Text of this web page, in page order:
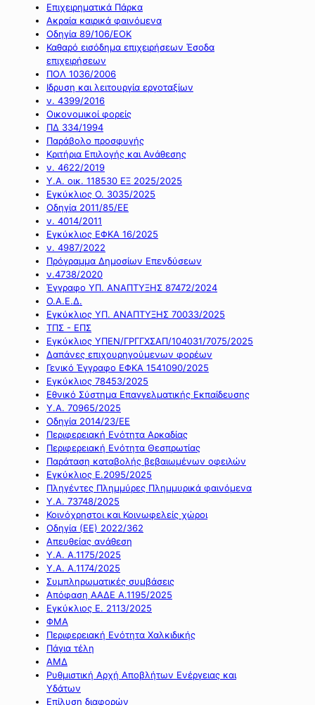
Επιχειρηματικά Πάρκα
Ακραία καιρικά φαινόμενα
Οδηγία 89/106/ΕΟΚ
Καθαρό εισόδημα επιχειρήσεων Έσοδα
επιχειρήσεων
ΠΟΛ 1036/2006
Ιδρυση και λειτουργία εργοταξίων
ν. 4399/2016
Οικονομικοί φορείς
ΠΔ 334/1994
Παράβολο προσφυγής
Κριτήρια Επιλογής και Ανάθεσης
ν. 4622/2019
Υ.Α. οικ. 118530 ΕΞ 2025/2025
Εγκύκλιος Ο. 3035/2025
Οδηγία 2011/85/ΕΕ
ν. 4014/2011
Εγκύκλιος ΕΦΚΑ 16/2025
ν. 4987/2022
Πρόγραμμα Δημοσίων Επενδύσεων
ν.4738/2020
Έγγραφο ΥΠ. ΑΝΑΠΤΥΞΗΣ 87472/2024
Ο.Α.Ε.Δ.
Εγκύκλιος ΥΠ. ΑΝΑΠΤΥΞΗΣ 70033/2025
ΤΠΣ - ΕΠΣ
Εγκύκλιος ΥΠΕΝ/ΓΡΓΓΧΣΑΠ/104031/7075/2025
Δαπάνες επιχουρηγούμενων φορέων
Γενικό Έγγραφο ΕΦΚΑ 1541090/2025
Εγκύκλιος 78453/2025
Εθνικό Σύστημα Επαγγελματικής Εκπαίδευσης
Υ.Α. 70965/2025
Οδηγία 2014/23/ΕΕ
Περιφερειακή Ενότητα Αρκαδίας
Περιφερειακή Ενότητα Θεσπρωτίας
Παράταση καταβολής βεβαιωμένων οφειλών
Εγκύκλιος Ε.2095/2025
Πληγέντες Πλημμύρες Πλημμυρικά φαινόμενα
Υ.Α. 73748/2025
Κοινόχρηστοι και Κοινωφελείς χώροι
Οδηγία (ΕΕ) 2022/362
Απευθείας ανάθεση
Υ.Α. Α.1175/2025
Υ.Α. Α.1174/2025
Συμπληρωματικές συμβάσεις
Απόφαση ΑΑΔΕ Α.1195/2025
Εγκύκλιος Ε. 2113/2025
ΦΜΑ
Περιφερειακή Ενότητα Χαλκιδικής
Πάγια τέλη
ΑΜΔ
Ρυθμιστική Αρχή Αποβλήτων Ενέργειας και
Υδάτων
Επίλυση διαφορών